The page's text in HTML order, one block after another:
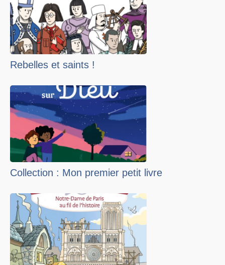
Rebelles et saints !
Collection : Mon premier petit livre